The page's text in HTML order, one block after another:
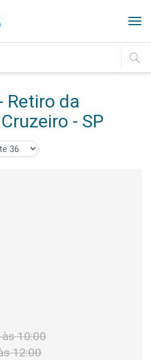
IR
Retiro da
- SP
10:00
12:00